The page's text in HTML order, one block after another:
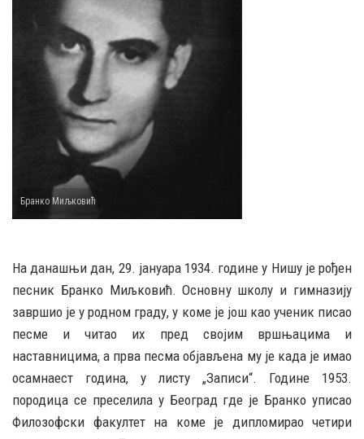
Бранко Миљковић
На данашњи дан, 29. јануара 1934. године у Нишу је рођен
песник Бранко Миљковић. Основну школу и гимназију
завршио је у родном граду, у коме је још као ученик писао
песме и читао их пред својим вршњацима и
наставницима, а прва песма објављена му је када је имао
осамнаест година, у листу „Записи“. Године 1953.
породица се преселила у Београд где је Бранко уписао
Филозофски факултет на коме је дипломирао четири